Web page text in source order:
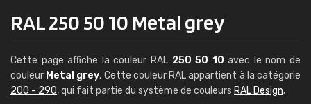
RAL 250 50 10 Metal grey
Cette page affiche la couleur RAL 250 50 10 avec le nom de
couleur Metal grey. Cette couleur RAL appartient à la catégorie
200 - 290, qui fait partie du système de couleurs RAL Design.